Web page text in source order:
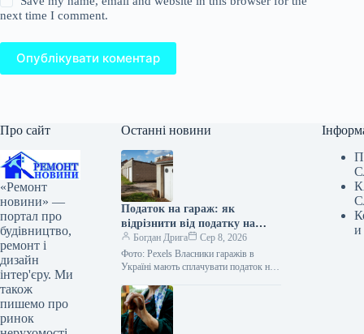
next time I comment.
Опублікувати коментар
Про сайт
«Ремонт
новини» —
портал про
будівництво,
ремонт і
дизайн
інтер'єру. Ми
також
пишемо про
ринок
Останні новини
Податок на гараж: як
відрізнити від податку на
житло
Богдан Дрига
Сер 8, 2026
Фото: Pexels Власники гаражів в
Україні мають сплачувати податок на
площі для гаражів немає – податок…
и